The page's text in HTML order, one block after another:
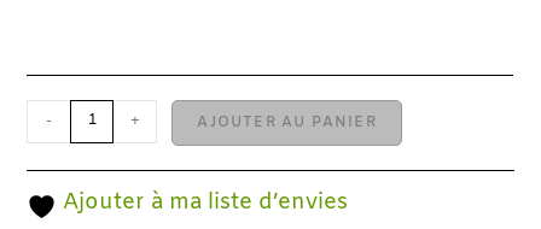
- + AJOUTER AU PANIER
Ajouter à ma liste d’envies